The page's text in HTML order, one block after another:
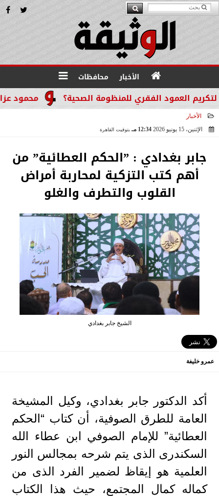
الأخبار محافظات
محمود عزازي: الفقري للمنظومة الصحية؟
الأخبار
الإثنين، 15 يونيو 2026
12:34 مـ بتوقيت القاهرة
جابر بغدادي : ”الحكم العطائية” من
أهم كتب التزكية لمحاربة أمراض
القلوب والتطرف والغلو
الشيخ جابر بغدادي
عمرو خليفة
أكد الدكتور جابر بغدادي، وكيل المشيخة
العامة للطرق الصوفية، أن كتاب “الحكم
العطائية” للإمام الصوفي ابن عطاء الله
السكندرى الذى يتم شرحه بمجالس النور
العلمية هو إيقاظ لضمير الفرد الذى من
كماله كمال المجتمع، حيث هذا الكتاب